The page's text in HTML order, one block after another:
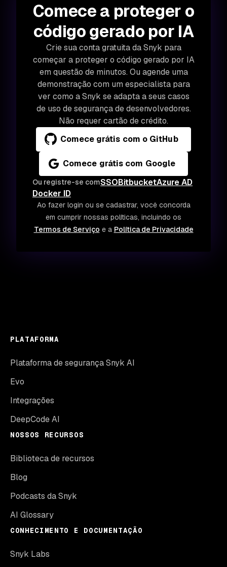
Comece a proteger o
código gerado por IA
Crie sua conta gratuita da Snyk para
começar a proteger o código gerado por IA
em questão de minutos. Ou agende uma
demonstração com um especialista para
ver como a Snyk se adapta a seus casos
de uso de segurança de desenvolvedores.
Não requer cartão de crédito.
Comece grátis com o GitHub
Comece grátis com Google
Ou registre-se comSSOBitbucketAzure AD
Docker ID
Ao fazer login ou se cadastrar, você concorda
em cumprir nossas políticas, incluindo os
Termos de Serviço e a Política de Privacidade
PLATAFORMA
Plataforma de segurança Snyk AI
Evo
Integrações
DeepCode AI
NOSSOS RECURSOS
Biblioteca de recursos
Blog
Podcasts da Snyk
AI Glossary
CONHECIMENTO E DOCUMENTAÇÃO
Snyk Labs